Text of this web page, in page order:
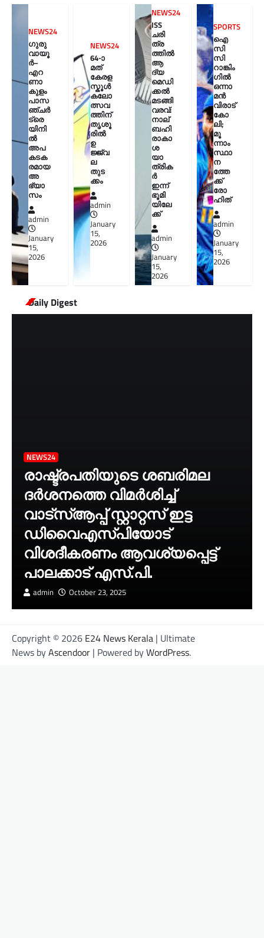
NEWS24
ഗുരു
വായൂ
ർ–
എറ
ണാ
കുളം
പാസ
ഞ്ചർ
ട്രെ
യിനി
ൽ
അപ
കടക
രമായ
അ
ഭ്യാ
സം
admin
January
15,
2026
NEWS24
64-ാ
മത്
കേരള
സ്കൂൾ
കലോ
ത്സവ
ത്തിന്
തൃശൂ
രിൽ
ഉ
ജ്ജ്വ
ല
തുട
ക്കം
admin
January
15,
2026
NEWS24
ISS
ചരി
ത്ര
ത്തിൽ
ആ
ദ്യ
മെഡി
ക്കൽ
മടങ്ങി
വരവ്:
നാല്
ബഹി
രാകാ
ശ
യാ
ത്രിക
ർ
ഇന്ന്
ഭൂമി
യിലേ
ക്ക്
admin
January
15,
2026
SPORTS
ഐ
സി
സി
റാങ്കിം
ഗിൽ
ഒന്നാ
മൻ
വിരാട്
കോ
ലി;
മൂ
ന്നാം
സ്ഥാ
ന
ത്തേ
ക്ക്
രോ
ഹിത്
admin
January
15,
2026
Daily Digest
NEWS24
രാഷ്ട്രപതിയുടെ ശബരിമല
ദർശനത്തെ വിമർശിച്ച്
വാട്‌സ്ആപ്പ് സ്റ്റാറ്റസ് ഇട്ട
ഡിവൈഎസ്‌പിയോട്
വിശദീകരണം ആവശ്യപ്പെട്ട്
പാലക്കാട് എസ്.പി.
admin October 23, 2025
Copyright © 2026 E24 News Kerala | Ultimate
News byAscendoor | Powered byWordPress.